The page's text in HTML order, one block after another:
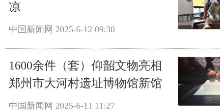
凉
中国新闻网 2025-6-12 09:30
1600余件（套）仰韶文物亮相
郑州市大河村遗址博物馆新馆
中国新闻网 2025-6-11 11:27